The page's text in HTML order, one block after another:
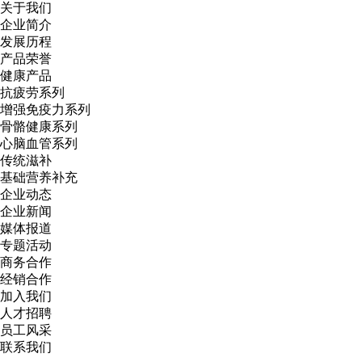
关于我们
企业简介
发展历程
产品荣誉
健康产品
抗疲劳系列
增强免疫力系列
骨骼健康系列
心脑血管系列
传统滋补
基础营养补充
企业动态
企业新闻
媒体报道
专题活动
商务合作
经销合作
加入我们
人才招聘
员工风采
联系我们